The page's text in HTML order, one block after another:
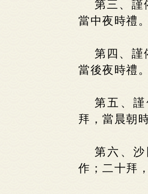
第三、謹
當中夜時禮
第四、謹
當後夜時禮
第五、
拜，當晨朝
第六、
作；二十拜